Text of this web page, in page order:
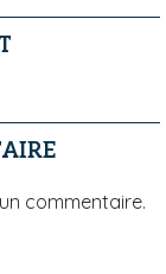
commentaire.